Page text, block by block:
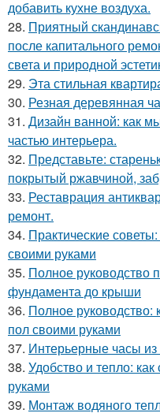
добавить кухне воздуха.
28. Приятный
после капитального
света и природной
29. Эта стильная
30. Резная деревянная
31. Дизайн ванной: как
частью интерьера.
32. Представьте:
покрытый ржавчиной,
33. Реставрация
ремонт.
34. Практические
своими руками
35. Полное руководство
фундамента до крыши
36. Полное руководство:
пол своими руками
37. Интерьерные часы из
38. Удобство и тепло:
руками
39. Монтаж водяного